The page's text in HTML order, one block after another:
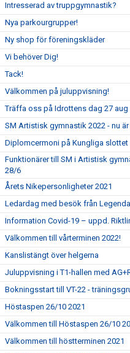
Intresserad av truppgymnastik?
Nya parkourgrupper!
Ny shop för föreningskläder
Vi behöver Dig!
Tack!
Välkommen på juluppvisning!
Träffa oss på Idrottens dag 27 aug
SM Artistisk gymnastik 2022 - nu
Diplomcermoni på Kungliga slottet
Funktionärer till SM i Artistisk
28/6
Årets Nikepersonligheter 2021
Ledardag med besök från
Information Covid-19 – uppd.
Välkommen till vårterminen 2022!
Kanslistängt över helgerna
Juluppvisning i T1-hallen med
Bokningsstart till VT-22 -
Höstaspen 26/10 2021
Välkommen till Höstaspen 26/10
Välkommen till höstterminen 2021